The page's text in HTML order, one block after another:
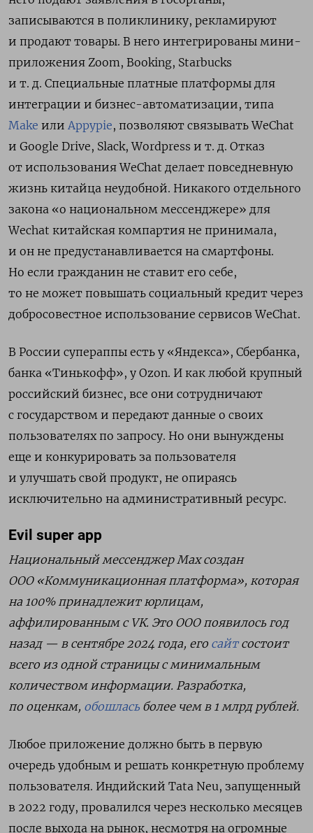
записываются в поликлинику, рекламируют
и продают товары. В него интегрированы мини-
приложения Zoom, Booking, Starbucks
и т. д. Специальные платные платформы для
интеграции и бизнес-автоматизации, типа
Make или Appypie, позволяют связывать WeChat
и Google Drive, Slack, Wordpress и т. д. Отказ
от использования WeChat делает повседневную
жизнь китайца неудобной. Никакого отдельного
закона «о национальном мессенджере» для
Wechat китайская компартия не принимала,
и он не предустанавливается на смартфоны.
Но если гражданин не ставит его себе,
то не может повышать социальный кредит через
добросовестное использование сервисов WeChat.
В России супераппы есть у «Яндекса», Сбербанка,
банка «Тинькофф», у Ozon. И как любой крупный
российский бизнес, все они сотрудничают
с государством и передают данные о своих
пользователях по запросу. Но они вынуждены
еще и конкурировать за пользователя
и улучшать свой продукт, не опираясь
исключительно на административный ресурс.
Evil super app
Национальный мессенджер Мах создан
ООО «Коммуникационная платформа», которая
на 100% принадлежит юрлицам,
аффилированным с VK. Это ООО появилось год
назад — в сентябре 2024 года, его сайтсостоит
всего из одной страницы с минимальным
количеством информации. Разработка,
по оценкам, обошлась более чем в 1 млрд рублей.
Любое приложение должно быть в первую
очередь удобным и решать конкретную проблему
пользователя. Индийский Tata Neu, запущенный
в 2022 году, провалился через несколько месяцев
после выхода на рынок, несмотря на огромные